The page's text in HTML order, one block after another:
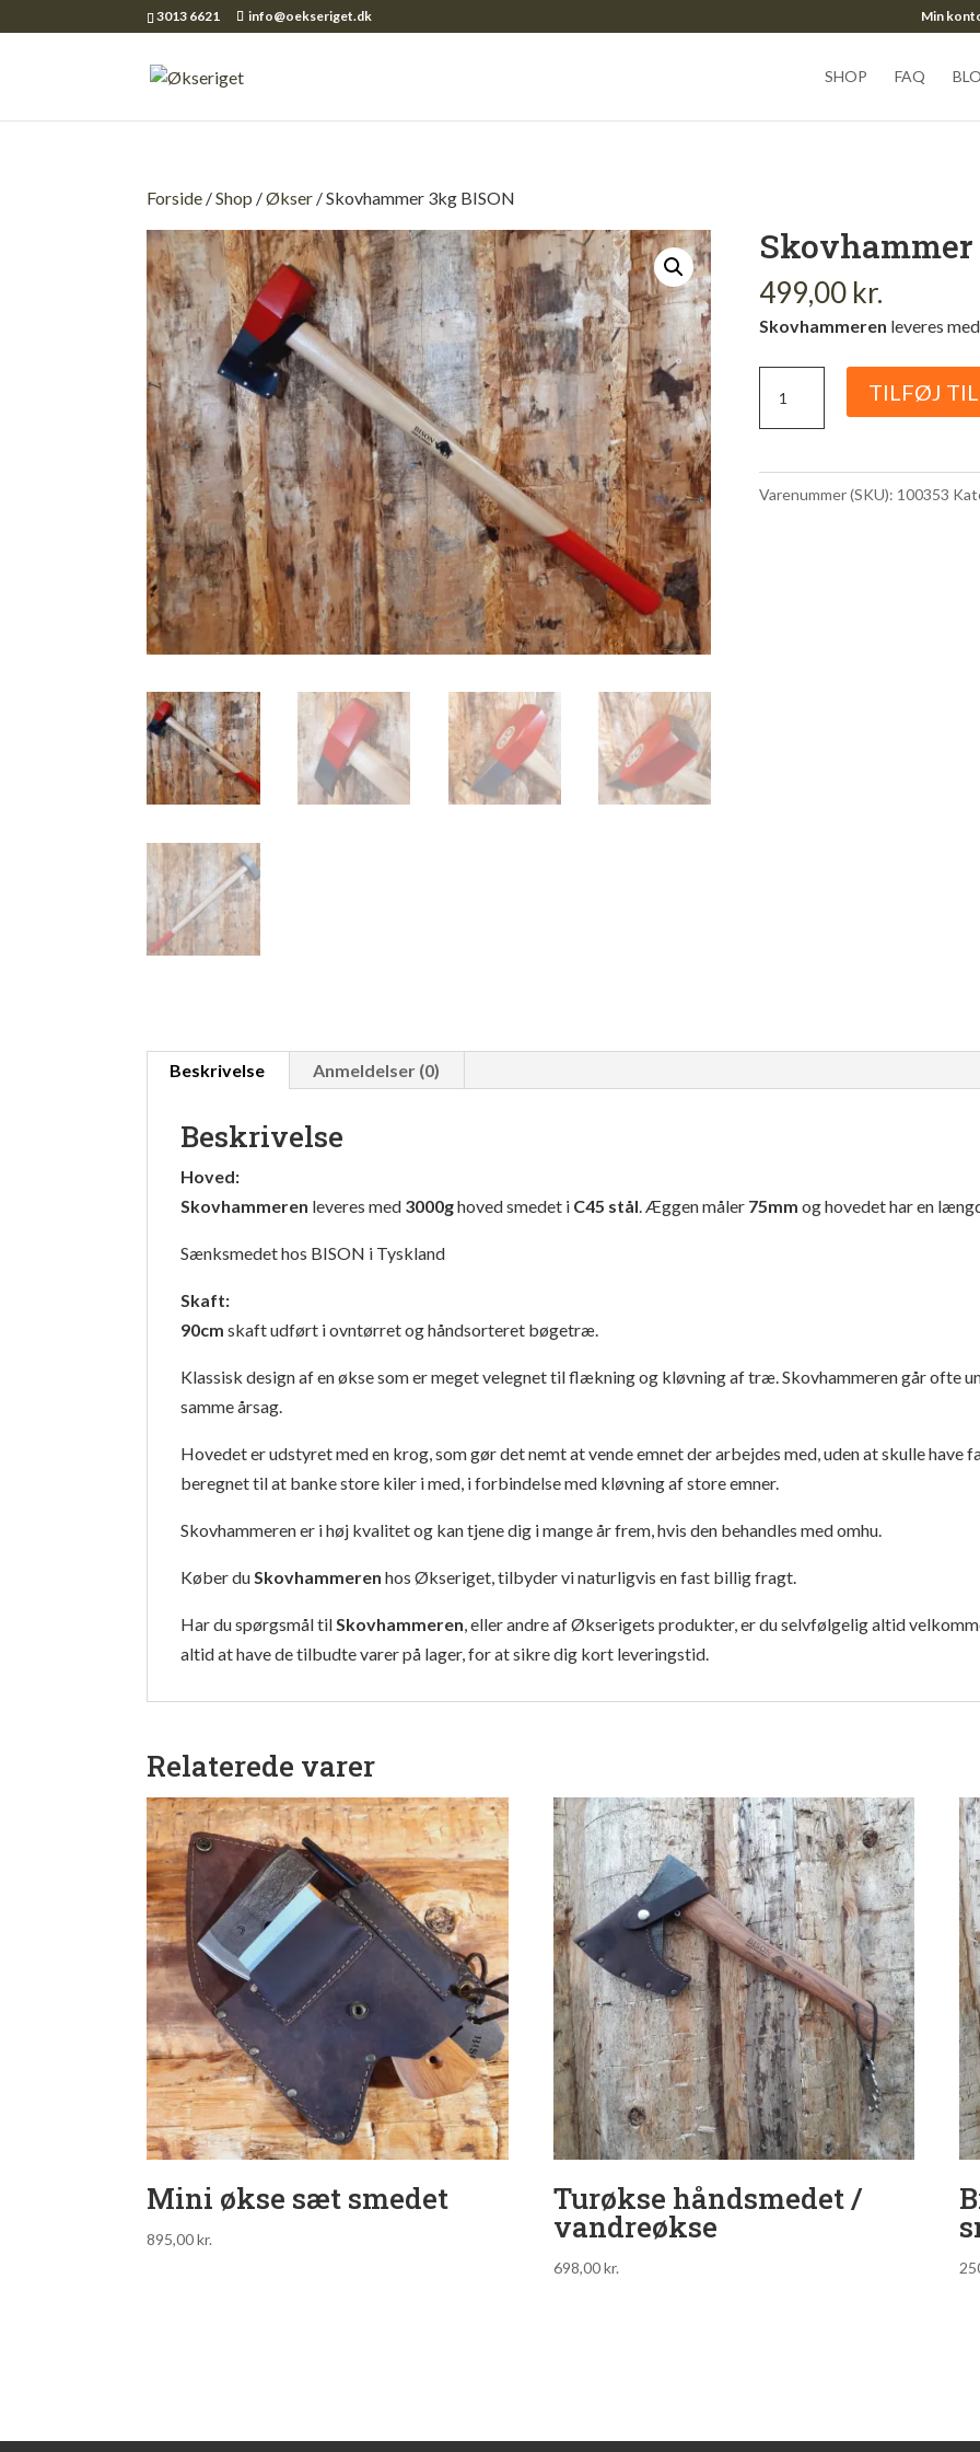
3013 6621 info@oekseriget.dk Min
SHOP FAQ
Forside /Shop /Økser / Skovhammer 3kg BISON
Skovhammer
499,00 kr.
Skovhammeren leveres
3kg
antal
TILFØJ
Varenummer (SKU): 100353
Beskrivelse Anmeldelser (0)
Beskrivelse
Hoved:
Skovhammeren leveres med 3000ghoved smedet i C45 stål. Æggen måler 75mm og hovedet har en
Sænksmedet hos BISON i Tyskland
Skaft:
90cm skaft udført i ovntørret og håndsorteret bøgetræ.
Klassisk design af en økse som er meget velegnet til flækning og kløvning af træ. Skovhammeren går ofte
samme årsag.
Hovedet er udstyret med en krog, som gør det nemt at vende emnet der arbejdes med, uden at skulle have
beregnet til at banke store kiler i med, i forbindelse med kløvning af store emner.
Skovhammeren er i høj kvalitet og kan tjene dig i mange år frem, hvis den behandles med omhu.
Køber duSkovhammeren hos Økseriget, tilbyder vi naturligvis en fast billig fragt.
Har du spørgsmål tilSkovhammeren, eller andre af Økserigets produkter, er du selvfølgelig altid
altid at have de tilbudte varer på lager, for at sikre dig kort leveringstid.
Relaterede varer
Mini økse sæt smedet
895,00kr.
Turøkse håndsmedet /
vandreøkse
698,00kr.